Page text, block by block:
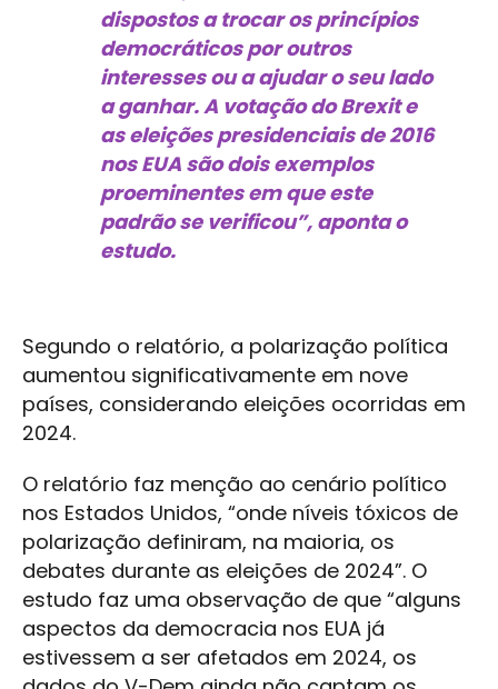
dispostos a trocar os princípios
democráticos por outros
interesses ou a ajudar o seu lado
a ganhar. A votação do Brexit e
as eleições presidenciais de 2016
nos EUA são dois exemplos
proeminentes em que este
padrão se verificou”, aponta o
estudo.
Segundo o relatório, a polarização política
aumentou significativamente em nove
países, considerando eleições ocorridas em
2024.
O relatório faz menção ao cenário político
nos Estados Unidos, “onde níveis tóxicos de
polarização definiram, na maioria, os
debates durante as eleições de 2024”. O
estudo faz uma observação de que “alguns
aspectos da democracia nos EUA já
estivessem a ser afetados em 2024, os